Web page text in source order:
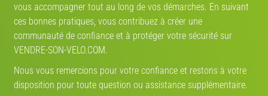
Estimation parvendre-son-velo.com — données marché actualisées ·2 759 estimations réalisées
Partenaire de vélo
TROUVEZ VOTRE PARTENAIRE
vous accompagner tout au long de vos démarches. En suivant
ces bonnes pratiques, vous contribuez à créer une
communauté de confiance et à protéger votre sécurité sur
VENDRE-SON-VELO.COM.
Nous vous remercions pour votre confiance et restons à votre
disposition pour toute question ou assistance supplémentaire.